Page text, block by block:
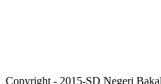
Copyright - 2015-SD Negeri